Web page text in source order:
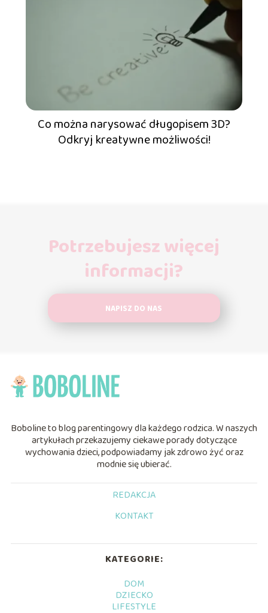
Co można narysować długopisem 3D?
Odkryj kreatywne możliwości!
Potrzebujesz więcej
informacji?
NAPISZ DO NAS
Boboline to blog parentingowy dla każdego rodzica. W naszych
artykułach przekazujemy ciekawe porady dotyczące
wychowania dzieci, podpowiadamy jak zdrowo żyć oraz
modnie się ubierać.
REDAKCJA
KONTAKT
KATEGORIE:
DOM
DZIECKO
LIFESTYLE